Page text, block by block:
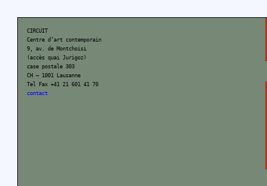
CIRCUIT
Centre d’art contemporain
9, av. de Montchoisi
(accès quai Jurigoz)
case postale 303
CH – 1001 Lausanne
Tel Fax +41 21 601 41 70
contact